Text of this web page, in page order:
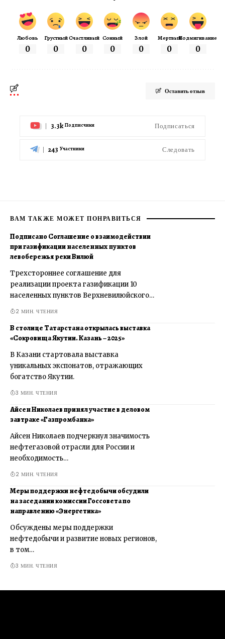
Любовь
0
Грустный
0
Счастливый
0
Сонный
0
Злой
0
Мертвый
0
Подмигивание
0
Оставить отзыв
3.3k Подписчики Подписаться
243 Участники Следовать
ВАМ ТАКЖЕ МОЖЕТ ПОНРАВИТЬСЯ
Подписано Соглашение о взаимодействии
при газификации населенных пунктов
левобережья реки Вилюй
Трехстороннее соглашение для
реализации проекта газификации 10
населенных пунктов Верхневилюйского…
2 МИН. ЧТЕНИЯ
В столице Татарстана открылась выставка
«Сокровища Якутии. Казань – 2025»
В Казани стартовала выставка
уникальных экспонатов, отражающих
богатство Якутии.
3 МИН. ЧТЕНИЯ
Айсен Николаев принял участие в деловом
завтраке «Газпромбанка»
Айсен Николаев подчеркнул значимость
нефтегазовой отрасли для России и
необходимость…
2 МИН. ЧТЕНИЯ
Меры поддержки нефтедобычи обсудили
на заседании комиссии Госсовета по
направлению «Энергетика»
Обсуждены меры поддержки
нефтедобычи и развитие новых регионов,
в том…
3 МИН. ЧТЕНИЯ